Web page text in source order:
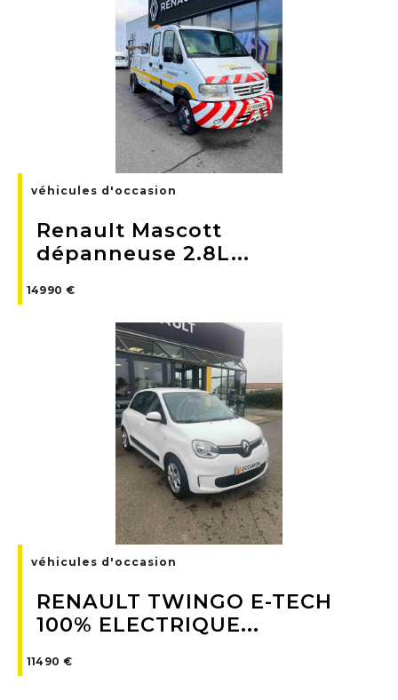
véhicules d'occasion
Renault Mascott
dépanneuse 2.8L...
14990 €
véhicules d'occasion
RENAULT TWINGO E-TECH
100% ELECTRIQUE...
11490 €